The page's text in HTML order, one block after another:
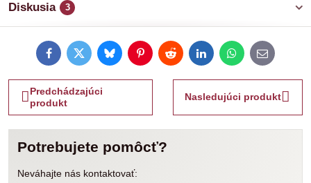
Diskusia 3
FacebookTwitterBlueskyPinterestRedditLinkedInWhatsApp
E-
mail
Predchádzajúci
produkt
Nasledujúci produkt
Potrebujete pomôcť?
Neváhajte nás kontaktovať: